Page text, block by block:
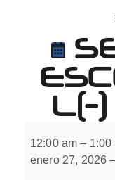
L(-
escondidos
L(-)
Libro
12:00 am – 1:00
enero 27, 2026 –